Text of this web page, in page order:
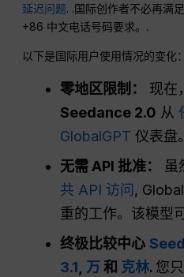
延迟问题. .国际创作者不必再满
+86 中文电话号码要求。.
以下是国际用户使用情况的变化：
零地区限制：
现在
Seedance 2.0 从
GlobalGPT 仪表盘
无需 API 批准：
虽
共 API 访问 ,
重的工作。该模型
终极比较中心
3.1 万和 克林. 您